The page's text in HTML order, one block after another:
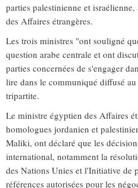
parties palestinienne et
des Affaires étrangères.
Les trois ministres "ont souligné
question arabe centrale et ont
parties concernées de s'engager
lire dans le communiqué diffusé
tripartite.
Le ministre égyptien des Affaires
homologues jordanien et
Maliki, ont déclaré que les
international, notamment la
des Nations Unies et l'Initiative de
références autorisées pour les